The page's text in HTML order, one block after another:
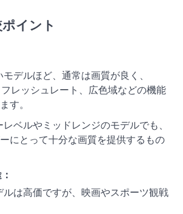
イント
デルほど、通常は画質が良く、
レッシュレート、広色域などの機能
す。
ベルやミッドレンジのモデルでも、
にとって十分な画質を提供するもの
ルは高価ですが、映画やスポーツ観戦